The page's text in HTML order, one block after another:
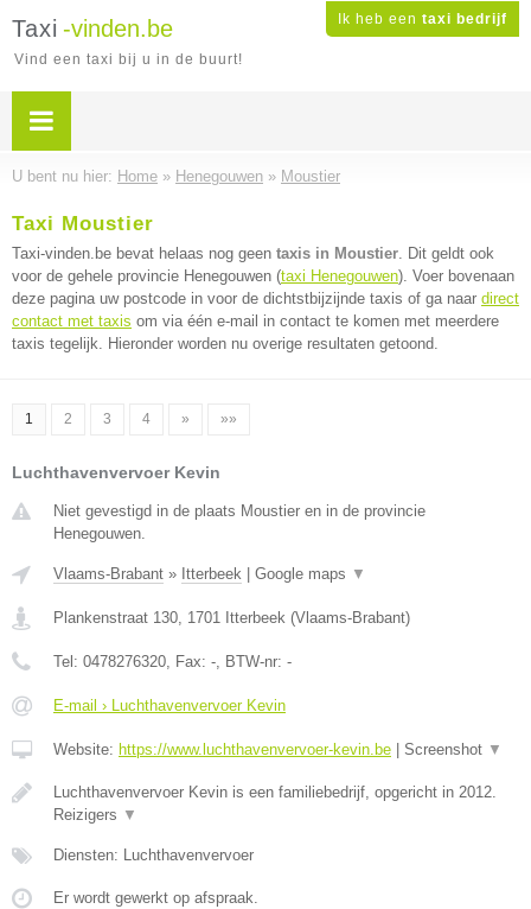
Ik heb een taxi bedrijf
Taxi -vinden.be
Vind een taxi bij u in de buurt!
U bent nu hier: Home » Henegouwen » Moustier
Taxi Moustier
Taxi-vinden.be bevat helaas nog geen taxis in Moustier. Dit geldt ook
voor de gehele provincie Henegouwen (taxi Henegouwen). Voer bovenaan
deze pagina uw postcode in voor de dichtstbijzijnde taxis of ga naar direct
contact met taxis om via één e-mail in contact te komen met meerdere
taxis tegelijk. Hieronder worden nu overige resultaten getoond.
1 2 3 4 » »»
Luchthavenvervoer Kevin
Niet gevestigd in de plaats Moustier en in de provincie
Henegouwen.
Vlaams-Brabant » Itterbeek Google maps ▼
Plankenstraat 130, 1701 Itterbeek (Vlaams-Brabant)
Tel: 0478276320, Fax: -, BTW-nr: -
E-mail › Luchthavenvervoer Kevin
Website: https://www.luchthavenvervoer-kevin.be Screenshot ▼
Luchthavenvervoer Kevin is een familiebedrijf, opgericht in 2012.
Reizigers ▼
Diensten: Luchthavenvervoer
Er wordt gewerkt op afspraak.